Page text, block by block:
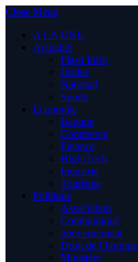
Close Menu
A LA UNE
Actualité
Flash Infos
Justice
National
Sports
Economie
Banque
Commerce
Finance
High-Tech
Industrie
Tourisme
Politique
Association
Communiqué
gouvernement
Droit de l’homme
Ministère